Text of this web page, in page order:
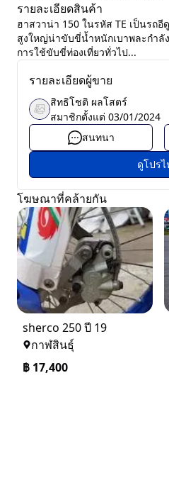
รายละเอียดสินค้า
ฮาสวาน่า 150 ในรหัส TE เป็นรถอี
สูงใหญ่น่าขับขี่น้ำหนักเบาพละกำลั
การใช้ขับขี่ท่องเที่ยวทั่วไป...
รายละเอียดผู้ขาย
สิทธิโชติ ผลโสตร์
สมาชิกตั้งแต่ 03/01/2024
สนทนา
ดูโปร
โฆษณาที่คล้ายกัน
sherco 250 ปี 19
กาฬสินธุ์
฿ 17,400